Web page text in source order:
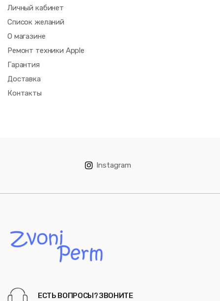
Личный кабинет
Список желаний
О магазине
Ремонт техники Apple
Гарантия
Доставка
Контакты
Instagram
ЕСТЬ ВОПРОСЫ? ЗВОНИТЕ